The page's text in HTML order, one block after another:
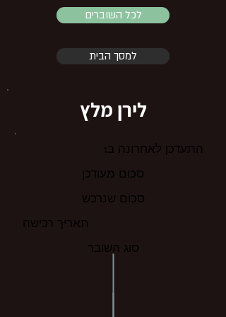
לכל השוברים
למסך הבית
לירן מלץ
התעדכן לאחרונה ב:
סכום מעודכן
סכום שנרכש
תאריך רכישה
סוג השובר